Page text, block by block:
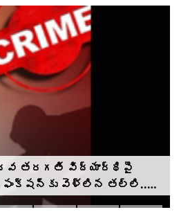
తరగతి విద్యార్థిపై
ఫంక్షన్‌కు వెళ్లిన తల్లి..